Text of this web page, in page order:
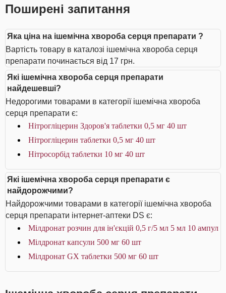
Поширені запитання
Яка ціна на ішемічна хвороба серця препарати ?
Вартість товару в каталозі ішемічна хвороба серця
препарати починається від 17 грн.
Які ішемічна хвороба серця препарати
найдешевші?
Недорогими товарами в категорії ішемічна хвороба
серця препарати є:
Нітрогліцерин Здоров'я таблетки 0,5 мг 40 шт
Нітрогліцерин таблетки 0,5 мг 40 шт
Нітросорбід таблетки 10 мг 40 шт
Які ішемічна хвороба серця препарати є
найдорожчими?
Найдорожчими товарами в категорії ішемічна хвороба
серця препарати інтернет-аптеки DS є:
Мілдронат розчин для ін'єкцій 0,5 г/5 мл 5 мл 10 ампул
Мілдронат капсули 500 мг 60 шт
Мілдронат GX таблетки 500 мг 60 шт